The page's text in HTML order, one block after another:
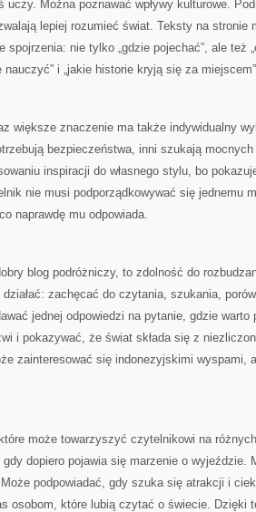
uczy. Można poznawać wpływy kulturowe.
lepiej rozumieć świat. Teksty na stronie
spojrzenia: nie tylko „gdzie pojechać”, ale też
nauczyć” i „jakie historie kryją się za
większe znaczenie ma także indywidualny
bezpieczeństwa, inni szukają
inspiracji do własnego stylu, bo
nie musi podporządkowywać się jednemu
naprawdę mu odpowiada.
blog podróżniczy, to zdolność do
działać: zachęcać do czytania, szukania,
jednej odpowiedzi na pytanie, gdzie warto
i pokazywać, że świat składa się z
zainteresować się indonezyjskimi wyspami,
może towarzyszyć czytelnikowi na
gdy dopiero pojawia się marzenie o wyjeździe.
podpowiadać, gdy szuka się atrakcji i
osobom, które lubią czytać o świecie. Dzięki